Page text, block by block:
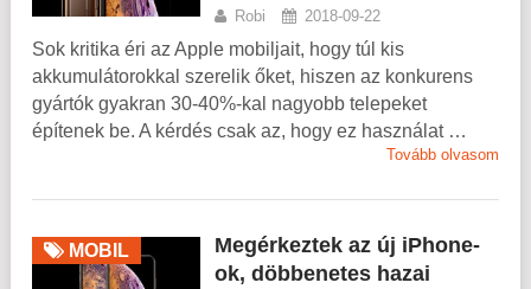
Robi 2018-09-22
Sok kritika éri az Apple mobiljait, hogy túl kis
akkumulátorokkal szerelik őket, hiszen az konkurens
gyártók gyakran 30-40%-kal nagyobb telepeket
építenek be. A kérdés csak az, hogy ez használat …
Tovább olvasom
MOBIL
Megérkeztek az új iPhone-
ok, döbbenetes hazai